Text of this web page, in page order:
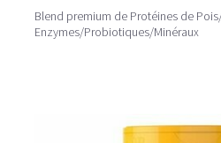
Blend premium de Protéines de
Enzymes/Probiotiques/Minéraux